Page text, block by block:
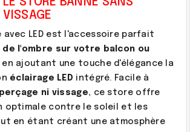
VISSAGE
avec LED est l'accessoire parfait
l'ombre sur votre balcon ou
ajoutant une touche d'élégance la
éclairage LED intégré. Facile à
ni vissage, ce store offre
optimale contre le soleil et les
en étant créant une atmosphère